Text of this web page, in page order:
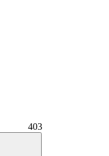
403